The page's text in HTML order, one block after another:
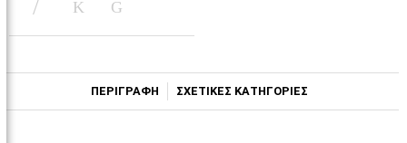
ΠΕΡΙΓΡΑΦΗ ΣΧΕΤΙΚΕΣ ΚΑΤΗΓΟΡΙΕΣ